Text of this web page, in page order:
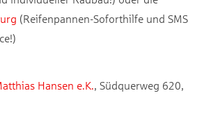
(Reifenpannen-Soforthilfe und SMS
Hansen e.K., Südquerweg 620,